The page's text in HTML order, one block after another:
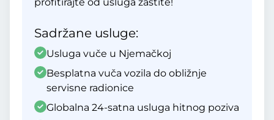
Sadržane usluge:
Usluga vuče u Njemačkoj
Besplatna vuča vozila do obližnje
servisne radionice
Globalna 24-satna usluga hitnog poziva